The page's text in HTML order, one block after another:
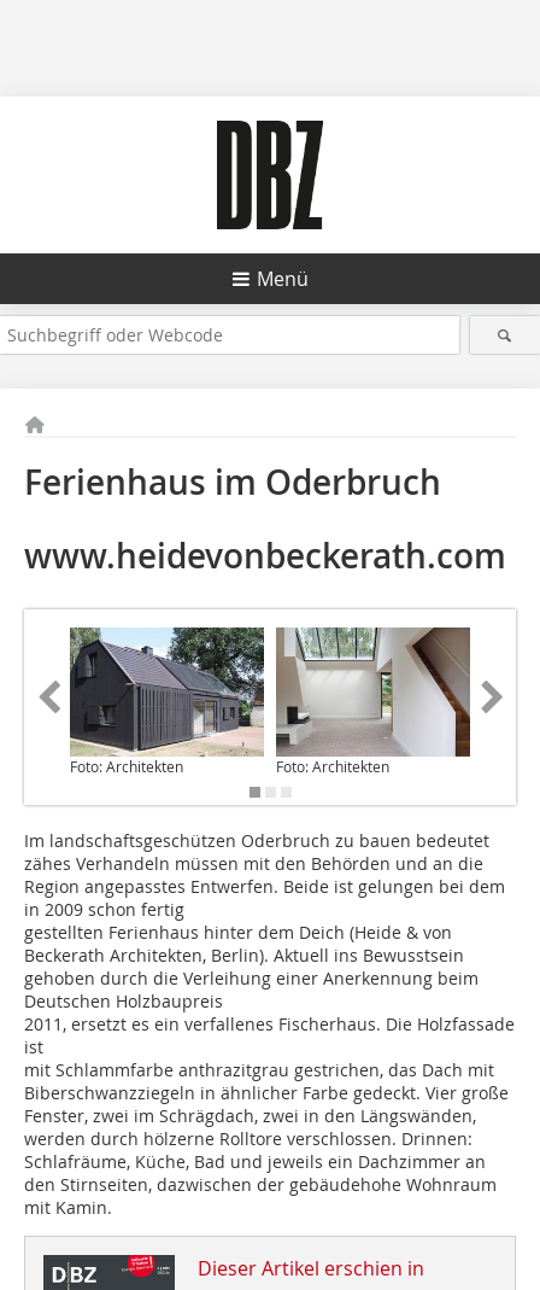
Menü
Ferienhaus im Oderbruch
www.heidevonbeckerath.com
Foto: Architekten Foto: Architekten
Im landschaftsgeschützen Oderbruch zu bauen bedeutet
zähes Verhandeln müssen mit den Behörden und an die
Region angepasstes Entwerfen. Beide ist gelungen bei dem
in 2009 schon fertig
gestellten Ferienhaus hinter dem Deich (Heide & von
Beckerath Architekten, Berlin). Aktuell ins Bewusstsein
gehoben durch die Verleihung einer Anerkennung beim
Deutschen Holzbaupreis
2011, ersetzt es ein verfallenes Fischerhaus. Die Holzfassade
ist
mit Schlamm­farbe anthrazitgrau gestrichen, das Dach mit
Biberschwanzziegeln in ähnlicher Farbe gedeckt. Vier große
Fenster, zwei im Schrägdach, zwei in den Längswänden,
werden durch hölzerne Rolltore verschlossen. Drinnen:
Schlafräume, Küche, Bad und jeweils ein Dachzimmer an
den Stirnseiten, dazwischen der gebäudehohe Wohnraum
mit Kamin.
Dieser Artikel erschien in